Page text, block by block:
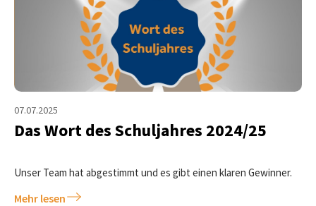
07.07.2025
Das Wort des Schuljahres 2024/25
Unser Team hat abgestimmt und es gibt einen klaren Gewinner.
Mehr lesen